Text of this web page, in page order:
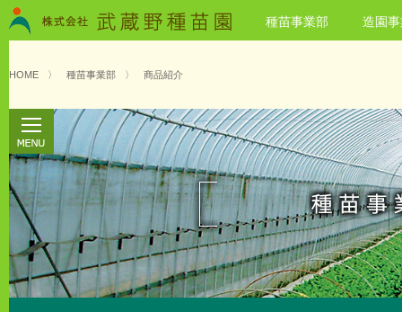
種苗事業部 造園
HOME 〉 種苗事業部 〉 商品紹介